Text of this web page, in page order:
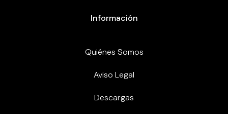
Información
Quiénes Somos
Aviso Legal
Descargas